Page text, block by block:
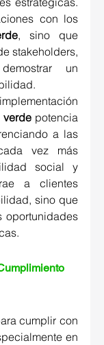
con los
, sino que
stakeholders,
un
potencia
a las
vez más
social y
a clientes
sino que
oportunidades
cumplir con
en